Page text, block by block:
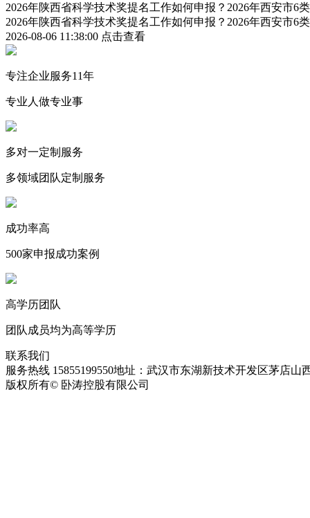
2026年陕西省科学技术奖提名工作如何申报？2026年西安市6
2026年陕西省科学技术奖提名工作如何申报？2026年西安市6
2026-08-06 11:38:00 点击查看
专注企业服务11年
专业人做专业事
多对一定制服务
多领域团队定制服务
成功率高
500家申报成功案例
高学历团队
团队成员均为高等学历
联系我们
服务热线 15855199550地址：武汉市东湖新技术开发区茅店山
版权所有© 卧涛控股有限公司